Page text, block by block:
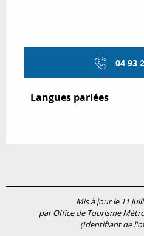
04 93
Langues parlées
Langues parlées
Mis à jour le 11
par Office de Tourisme
(Identifiant de